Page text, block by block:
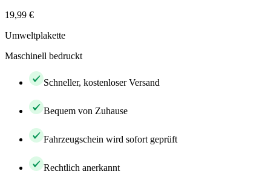
19,99 €
Umweltplakette
Maschinell bedruckt
Schneller, kostenloser Versand
Bequem von Zuhause
Fahrzeugschein wird sofort geprüft
Rechtlich anerkannt